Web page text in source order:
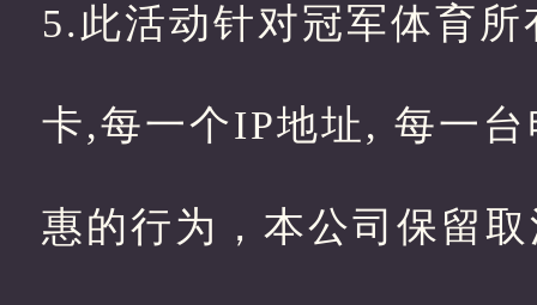
5.此活动针对冠军体育
卡,每一个IP地址, 每一
惠的行为，本公司保留